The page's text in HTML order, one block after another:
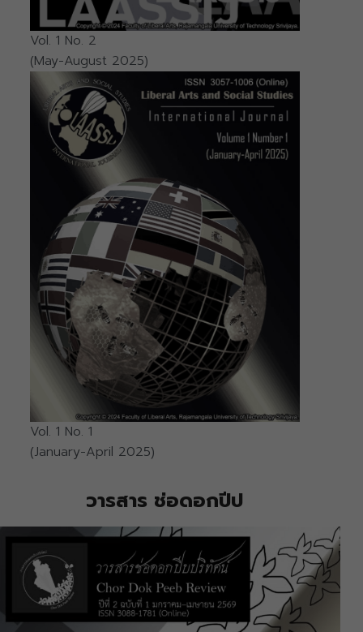
Vol. 1 No. 2
(May-August 2025)
Vol. 1 No. 1
(January-April 2025)
วารสาร ช่อดอกปีป